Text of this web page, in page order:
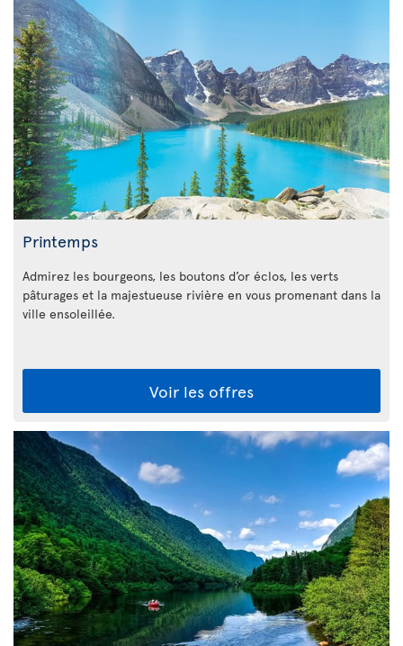
Printemps
Admirez les bourgeons, les boutons d’or éclos, les verts
pâturages et la majestueuse rivière en vous promenant dans la
ville ensoleillée.
Voir les offres